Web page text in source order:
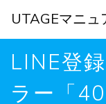
Skip
content
LINE登
ラー「
UTAGEマニュ